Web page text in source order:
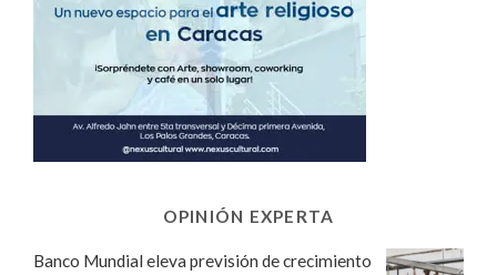
OPINIÓN EXPERTA
Banco Mundial eleva previsión de crecimiento